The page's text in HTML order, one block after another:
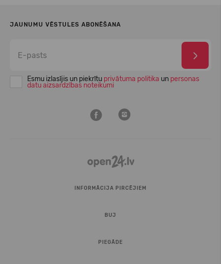
JAUNUMU VĒSTULES ABONĒŠANA
Esmu izlasījis un piekrītu privātuma politika un personas
datu aizsardzības noteikumi
INFORMĀCIJA PIRCĒJIEM
BUJ
PIEGĀDE